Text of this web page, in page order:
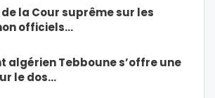
la Cour suprême sur les
officiels…
algérien Tebboune s’offre une
le dos…